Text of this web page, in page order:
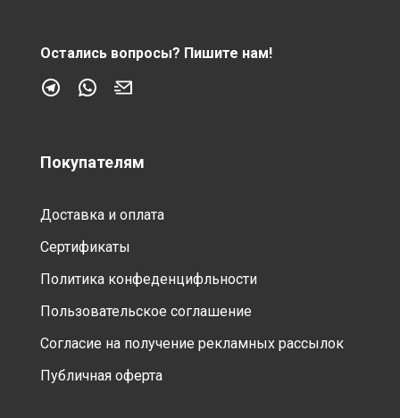
Остались вопросы? Пишите нам!
Покупателям
Доставка и оплата
Сертификаты
Политика конфеденцифльности
Пользовательское соглашение
Согласие на получение рекламных рассылок
Публичная оферта